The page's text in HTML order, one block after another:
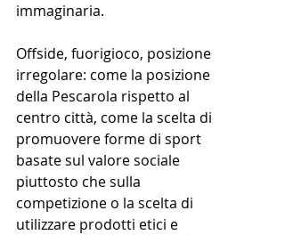
immaginaria.
Offside, fuorigioco, posizione
irregolare: come la posizione
della Pescarola rispetto al
centro città, come la scelta di
promuovere forme di sport
basate sul valore sociale
piuttosto che sulla
competizione o la scelta di
utilizzare prodotti etici e